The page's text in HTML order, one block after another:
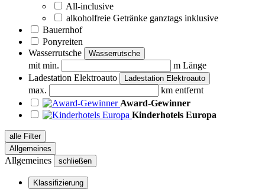
All-inclusive
alkoholfreie Getränke ganztags inklusive
Bauernhof
Ponyreiten
Wasserrutsche
Wasserrutsche
mit min.
m Länge
Ladestation Elektroauto
Ladestation Elektroauto
max.
km entfernt
Award-Gewinner
Kinderhotels Europa
alle Filter
Allgemeines
Allgemeines schließen
Klassifizierung